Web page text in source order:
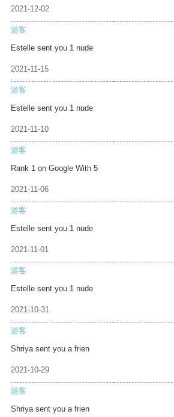
2021-12-02
游客
Estelle sent you 1 nude
2021-11-15
游客
Estelle sent you 1 nude
2021-11-10
游客
Rank 1 on Google With 5
2021-11-06
游客
Estelle sent you 1 nude
2021-11-01
游客
Estelle sent you 1 nude
2021-10-31
游客
Shriya sent you a frien
2021-10-29
游客
Shriya sent you a frien